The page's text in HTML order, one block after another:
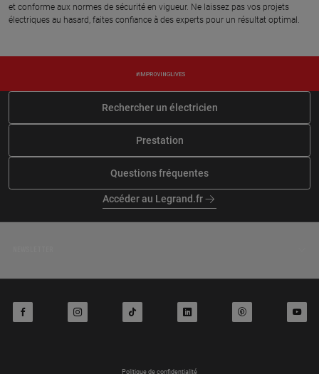
165 chemin de gayraud, 31660
104 chemin de gastou, 31140
VILLEMATIER
81 chemin cassagne, 31600
LHERM
16 chemin de larroque, 31190
MIREMONT
BESSIERES
SAINT CLAR DE RIVIERE
et conforme aux normes de sécurité en vigueur. Ne laissez pas vos projets
électriques au hasard, faites confiance à des experts pour un résultat optimal.
Rechercher un électricien
Prestation
Questions fréquentes
Accéder au Legrand.fr
facebook instagram tiktok linkedin pinterest youtube
Politique de confidentialité